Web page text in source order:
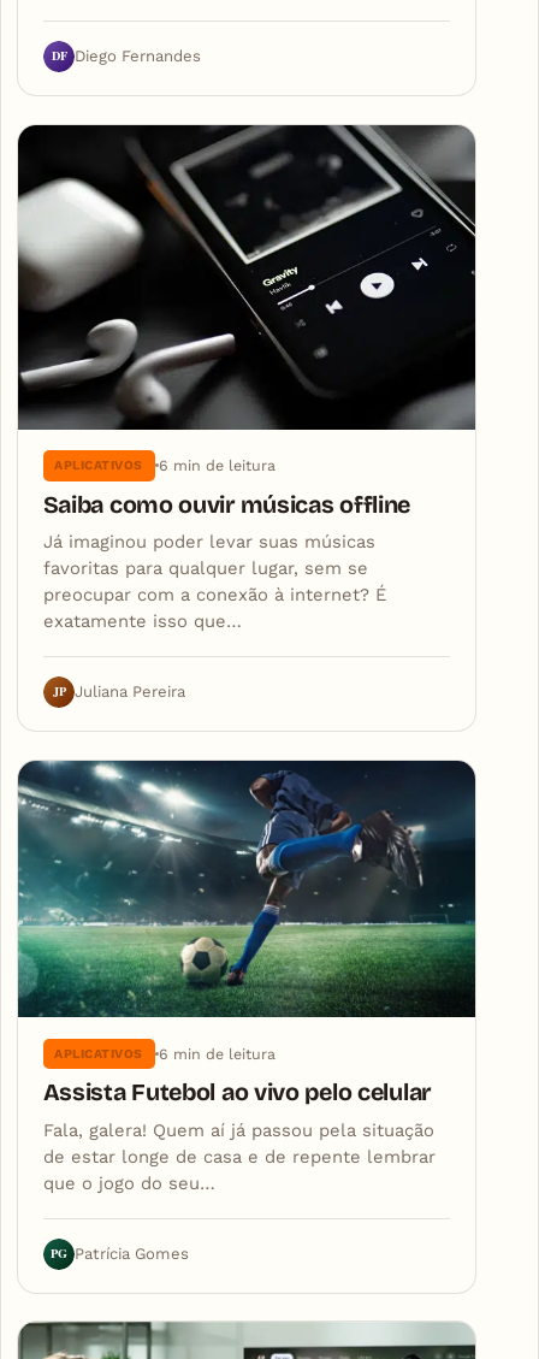
DF Diego Fernandes
APLICATIVOS 6 min de leitura
Saiba como ouvir músicas offline
Já imaginou poder levar suas músicas
favoritas para qualquer lugar, sem se
preocupar com a conexão à internet? É
exatamente isso que…
JP Juliana Pereira
APLICATIVOS 6 min de leitura
Assista Futebol ao vivo pelo celular
Fala, galera! Quem aí já passou pela situação
de estar longe de casa e de repente lembrar
que o jogo do seu…
PG Patrícia Gomes